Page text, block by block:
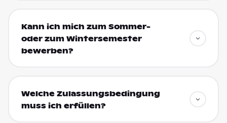
Kann ich mich zum Sommer-
oder zum Wintersemester
bewerben?
Welche Zulassungsbedingung
muss ich erfüllen?